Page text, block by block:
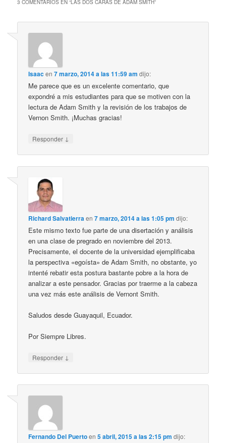
3 COMENTARIOS EN “LAS DOS CARAS DE ADAM SMITH”
Isaacen7 marzo, 2014 a las 11:59 am dijo:
Me parece que es un excelente comentario, que
expondré a mis estudiantes para que se motiven con la
lectura de Adam Smith y la revisión de los trabajos de
Vernon Smith. ¡Muchas gracias!
Responder ↓
Richard Salvatierraen7 marzo, 2014 a las 1:05 pm dijo:
Este mismo texto fue parte de una disertación y análisis
en una clase de pregrado en noviembre del 2013.
Precisamente, el docente de la universidad ejemplificaba
la perspectiva «egoísta» de Adam Smith, no obstante, yo
intenté rebatir esta postura bastante pobre a la hora de
analizar a este pensador. Gracias por traerme a la cabeza
una vez más este análisis de Vernont Smith.
Saludos desde Guayaquil, Ecuador.
Por Siempre Libres.
Responder ↓
Fernando Del Puertoen5 abril, 2015 a las 2:15 pm dijo: